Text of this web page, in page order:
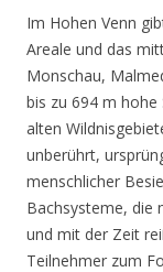
Im Hohen Venn
Areale und das
Monschau,
bis zu 694 m hohe
alten
unberührt,
menschlicher
Bachsysteme, die
und mit der Zeit
Teilnehmer zum